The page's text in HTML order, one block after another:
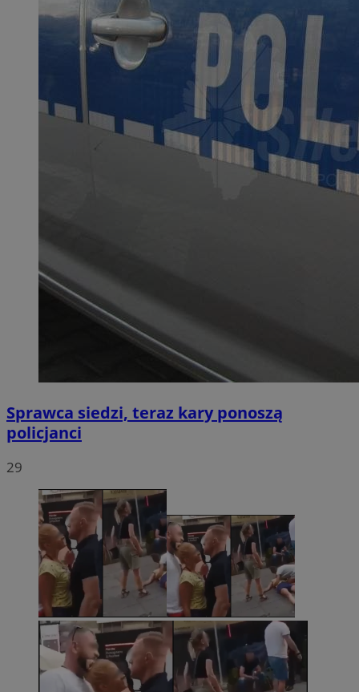
Sprawca siedzi, teraz kary ponoszą
policjanci
29